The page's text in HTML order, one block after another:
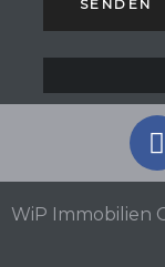
WiP Immobilien